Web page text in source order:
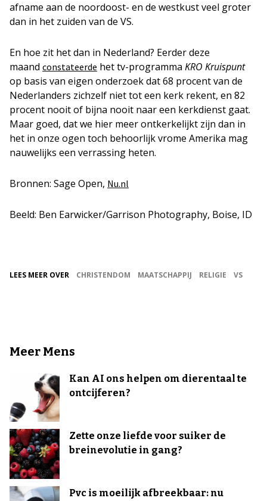
afname aan de noordoost- en de westkust veel groter
dan in het zuiden van de VS.
En hoe zit het dan in Nederland? Eerder deze
maand constateerde het tv-programma KRO Kruispunt
op basis van eigen onderzoek dat 68 procent van de
Nederlanders zichzelf niet tot een kerk rekent, en 82
procent nooit of bijna nooit naar een kerkdienst gaat.
Maar goed, dat we hier meer ontkerkelijkt zijn dan in
het in onze ogen toch behoorlijk vrome Amerika mag
nauwelijks een verrassing heten.
Bronnen: Sage Open, Nu.nl
Beeld: Ben Earwicker/Garrison Photography, Boise, ID
LEES MEER OVER CHRISTENDOM MAATSCHAPPIJ RELIGIE VS
Meer Mens
Kan AI ons helpen om dierentaal te
ontcijferen?
Zette onze liefde voor suiker de
breinevolutie in gang?
Pvc is moeilijk afbreekbaar: nu